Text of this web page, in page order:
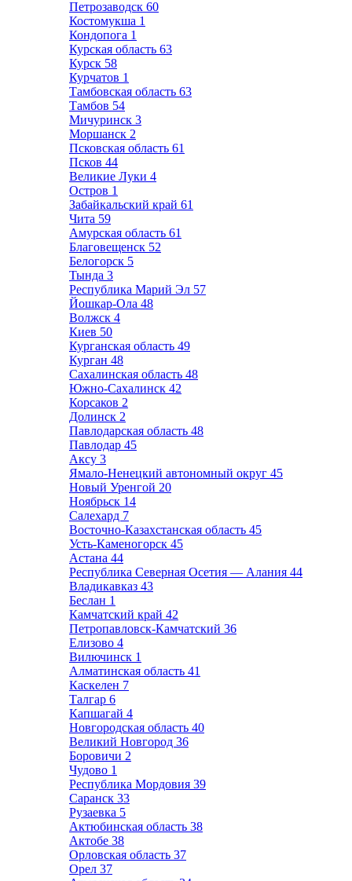
Петрозаводск 60
Костомукша 1
Кондопога 1
Курская область 63
Курск 58
Курчатов 1
Тамбовская область 63
Тамбов 54
Мичуринск 3
Моршанск 2
Псковская область 61
Псков 44
Великие Луки 4
Остров 1
Забайкальский край 61
Чита 59
Амурская область 61
Благовещенск 52
Белогорск 5
Тында 3
Республика Марий Эл 57
Йошкар-Ола 48
Волжск 4
Киев 50
Курганская область 49
Курган 48
Сахалинская область 48
Южно-Сахалинск 42
Корсаков 2
Долинск 2
Павлодарская область 48
Павлодар 45
Аксу 3
Ямало-Ненецкий автономный округ 45
Новый Уренгой 20
Ноябрьск 14
Салехард 7
Восточно-Казахстанская область 45
Усть-Каменогорск 45
Астана 44
Республика Северная Осетия — Алания 44
Владикавказ 43
Беслан 1
Камчатский край 42
Петропавловск-Камчатский 36
Елизово 4
Вилючинск 1
Алматинская область 41
Каскелен 7
Талгар 6
Капшагай 4
Новгородская область 40
Великий Новгород 36
Боровичи 2
Чудово 1
Республика Мордовия 39
Саранск 33
Рузаевка 5
Актюбинская область 38
Актобе 38
Орловская область 37
Орел 37